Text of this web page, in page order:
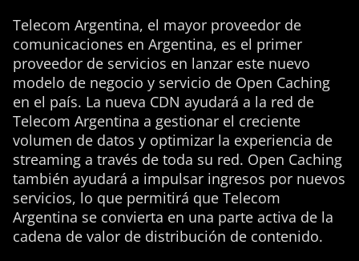
Telecom Argentina, el mayor proveedor de
comunicaciones en Argentina, es el primer
proveedor de servicios en lanzar este nuevo
modelo de negocio y servicio de Open Caching
en el país. La nueva CDN ayudará a la red de
Telecom Argentina a gestionar el creciente
volumen de datos y optimizar la experiencia de
streaming a través de toda su red. Open Caching
también ayudará a impulsar ingresos por nuevos
servicios, lo que permitirá que Telecom
Argentina se convierta en una parte activa de la
cadena de valor de distribución de contenido.